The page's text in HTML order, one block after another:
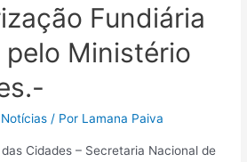
Fundiária
Ministério
Notícias / Por Lamana Paiva
Cidades – Secretaria Nacional de